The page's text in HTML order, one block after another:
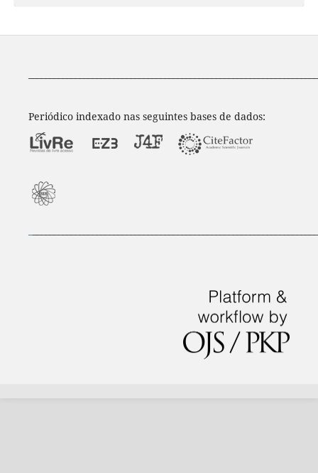
Periódico indexado nas seguintes bases de dados: